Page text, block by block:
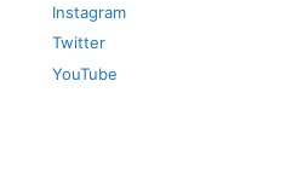
Instagram
Twitter
YouTube